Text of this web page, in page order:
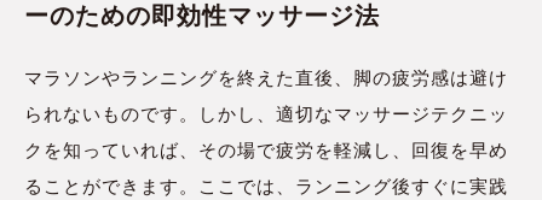
ーのための即効性マッサージ法
マラソンやランニングを終えた直後、脚の疲労感は避け
られないものです。しかし、適切なマッサージテクニッ
クを知っていれば、その場で疲労を軽減し、回復を早め
ることができます。ここでは、ランニング後すぐに実践